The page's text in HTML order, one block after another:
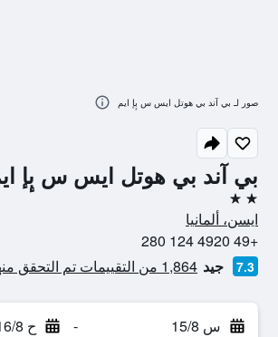
بي آند بي هوتل ايس س بٕإ
2 نجمتين
ايسن، ألمانيا
+49 4920 124 280
7.3 جيد 1,864 من التقييمات تم التحقق منها
س 15/8 - ح 16/8
صور لـ بي آند بي هوتل ايس س بٕإ ايم